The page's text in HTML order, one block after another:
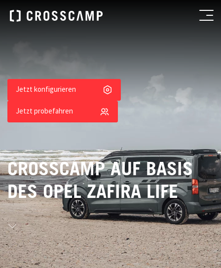
CROSSCAMP AUF BASIS
DES OPEL ZAFIRA LIFE
Jetzt konfigurieren
Jetzt probefahren